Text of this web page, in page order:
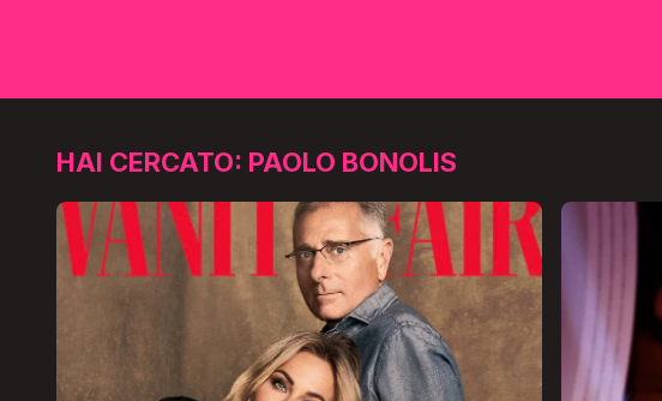
HAI CERCATO: PAOLO BONOLIS